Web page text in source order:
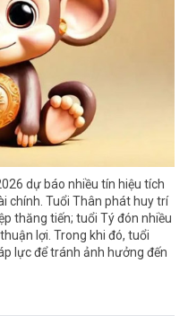
dự báo nhiều tín hiệu tích
chính. Tuổi Thân phát huy trí
thăng tiến; tuổi Tý đón nhiều
lợi. Trong khi đó, tuổi
lực để tránh ảnh hưởng đến